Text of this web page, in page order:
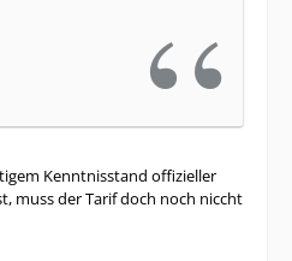
Kenntnisstand offizieller
muss der Tarif doch noch niccht